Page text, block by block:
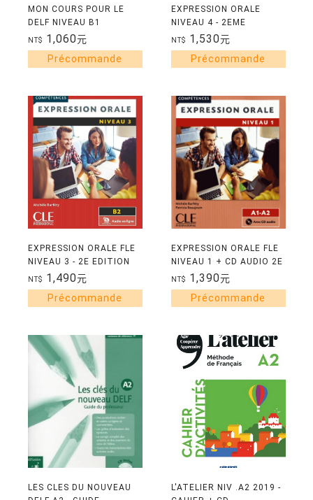
MON COURS POUR LE
DELF NIVEAU B1
NT$ 1,060元
EXPRESSION ORALE
NIVEAU 4 - 2EME
EDITION
NT$ 1,530元
EXPRESSION ORALE FLE
NIVEAU 3 - 2E EDITION
NT$ 1,490元
EXPRESSION ORALE FLE
NIVEAU 1 + CD AUDIO 2E
EDITION
NT$ 1,390元
LES CLES DU NOUVEAU
L'ATELIER NIV .A2 2019 -